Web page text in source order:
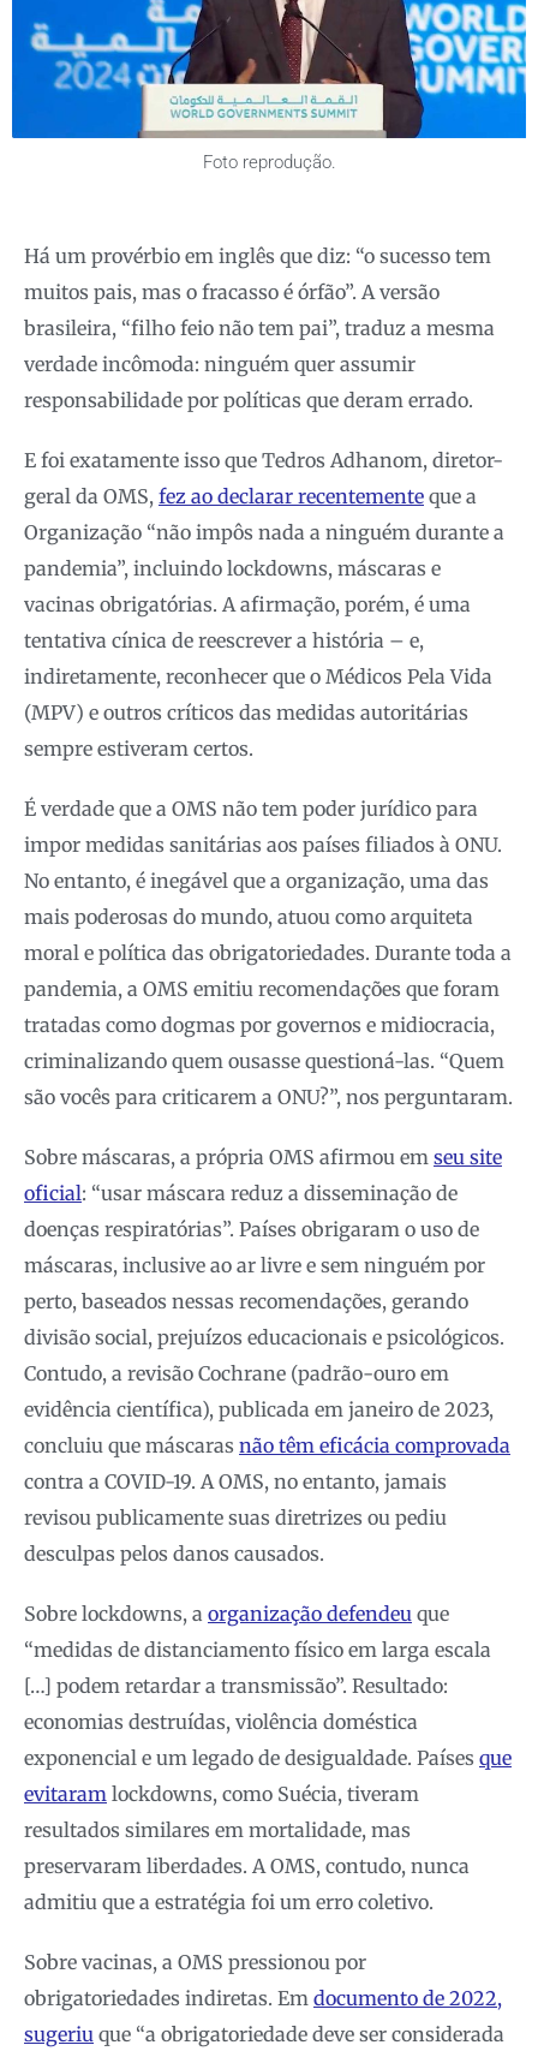
Foto reprodução.
Há um provérbio em inglês que diz: “o sucesso tem
muitos pais, mas o fracasso é órfão”. A versão
brasileira, “filho feio não tem pai”, traduz a mesma
verdade incômoda: ninguém quer assumir
responsabilidade por políticas que deram errado.
E foi exatamente isso que Tedros Adhanom, diretor-
geral da OMS, fez ao declarar recentemente que a
Organização “não impôs nada a ninguém durante a
pandemia”, incluindo lockdowns, máscaras e
vacinas obrigatórias. A afirmação, porém, é uma
tentativa cínica de reescrever a história – e,
indiretamente, reconhecer que o Médicos Pela Vida
(MPV) e outros críticos das medidas autoritárias
sempre estiveram certos.
É verdade que a OMS não tem poder jurídico para
impor medidas sanitárias aos países filiados à ONU.
No entanto, é inegável que a organização, uma das
mais poderosas do mundo, atuou como arquiteta
moral e política das obrigatoriedades. Durante toda a
pandemia, a OMS emitiu recomendações que foram
tratadas como dogmas por governos e midiocracia,
criminalizando quem ousasse questioná-las. “Quem
são vocês para criticarem a ONU?”, nos perguntaram.
Sobre máscaras, a própria OMS afirmou em seu site
oficial: “usar máscara reduz a disseminação de
doenças respiratórias”. Países obrigaram o uso de
máscaras, inclusive ao ar livre e sem ninguém por
perto, baseados nessas recomendações, gerando
divisão social, prejuízos educacionais e psicológicos.
Contudo, a revisão Cochrane (padrão-ouro em
evidência científica), publicada em janeiro de 2023,
concluiu que máscaras não têm eficácia comprovada
contra a COVID-19. A OMS, no entanto, jamais
revisou publicamente suas diretrizes ou pediu
desculpas pelos danos causados.
Sobre lockdowns, a organização defendeu que
“medidas de distanciamento físico em larga escala
[…] podem retardar a transmissão”. Resultado:
economias destruídas, violência doméstica
exponencial e um legado de desigualdade. Países que
evitaram lockdowns, como Suécia, tiveram
resultados similares em mortalidade, mas
preservaram liberdades. A OMS, contudo, nunca
admitiu que a estratégia foi um erro coletivo.
Sobre vacinas, a OMS pressionou por
obrigatoriedades indiretas. Em documento de 2022,
sugeriu que “a obrigatoriedade deve ser considerada